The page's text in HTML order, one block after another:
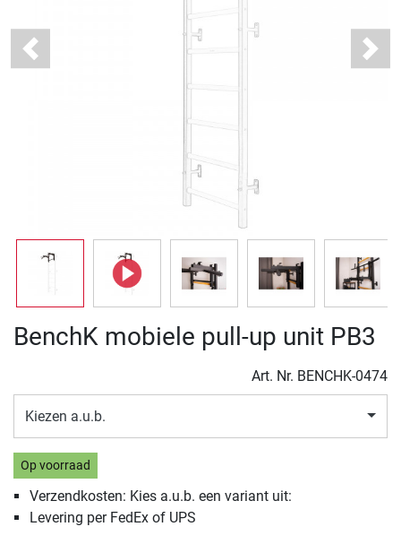
Previous Next
BenchK mobiele pull-up unit PB3
Art. Nr. BENCHK-0474
Kiezen a.u.b.
Op voorraad
Verzendkosten: Kies a.u.b. een variant uit:
Levering per FedEx of UPS